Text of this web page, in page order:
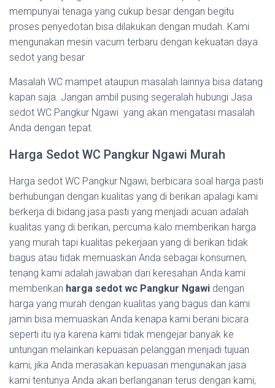
mempunyai tenaga yang cukup besar dengan begitu
proses penyedotan bisa dilakukan dengan mudah. Kami
mengunakan mesin vacum terbaru dengan kekuatan daya
sedot yang besar
Masalah WC mampet ataupun masalah lainnya bisa datang
kapan saja. Jangan ambil pusing segeralah hubungi Jasa
sedot WC Pangkur Ngawi yang akan mengatasi masalah
Anda dengan tepat.
Harga Sedot WC Pangkur Ngawi Murah
Harga sedot WC Pangkur Ngawi, berbicara soal harga pasti
berhubungan dengan kualitas yang di berikan apalagi kami
berkerja di bidang jasa pasti yang menjadi acuan adalah
kualitas yang di berikan, percuma kalo memberikan harga
yang murah tapi kualitas pekerjaan yang di berikan tidak
bagus atau tidak memuaskan Anda sebagai konsumen,
tenang kami adalah jawaban dari keresahan Anda kami
memberikan harga sedot wc Pangkur Ngawi dengan
harga yang murah dengan kualitas yang bagus dan kami
jamin bisa memuaskan Anda kenapa kami berani bicara
seperti itu iya karena kami tidak mengejar banyak ke
untungan melainkan kepuasan pelanggan menjadi tujuan
kami, jika Anda merasakan kepuasan mengunakan jasa
kami tentunya Anda akan berlanganan terus dengan kami,